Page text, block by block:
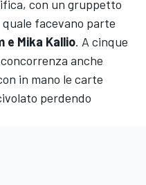
con un gruppetto
facevano parte
e Mika Kallio. A cinque
anche
in mano le carte
perdendo